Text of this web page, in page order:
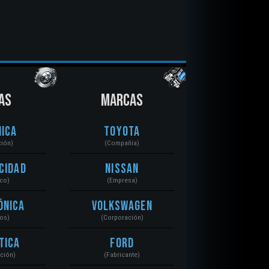
MARCAS
Toyota
(Compañía)
Nissan
(Empresa)
Volkswagen
(Corporación)
Ford
(Fabricante)